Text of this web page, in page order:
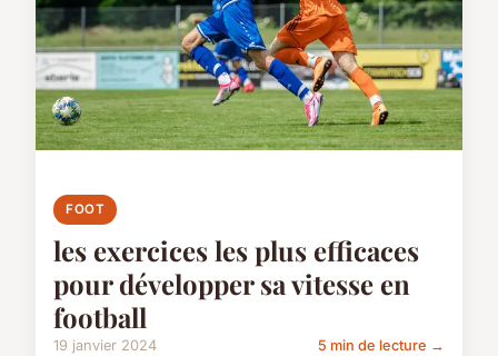
FOOT
les exercices les plus efficaces
pour développer sa vitesse en
football
19 janvier 2024 5 min de lecture →